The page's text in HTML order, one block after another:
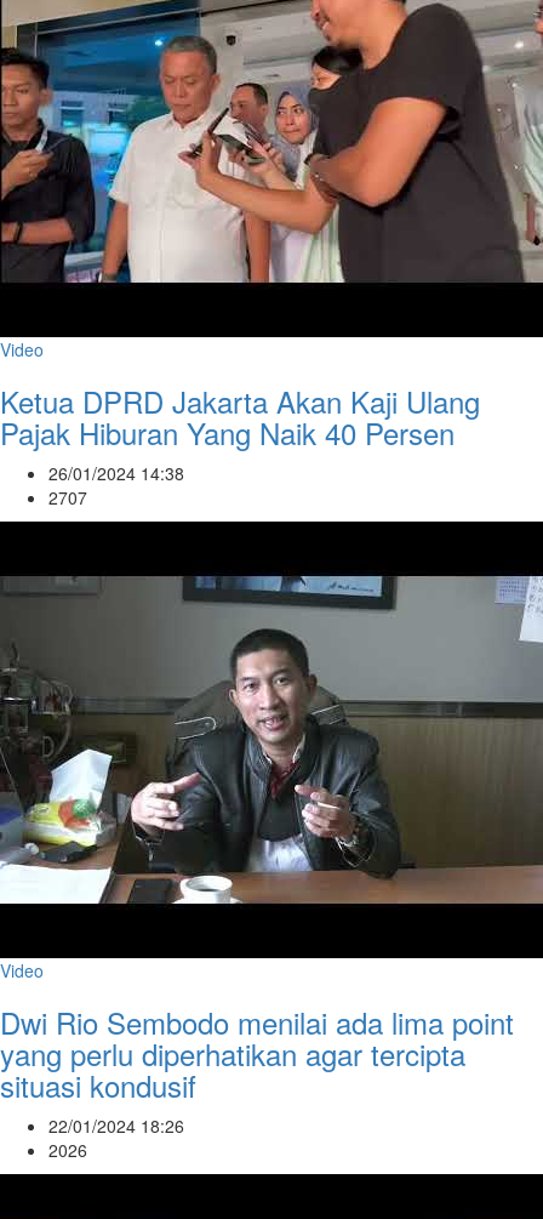
Video
Ketua DPRD Jakarta Akan Kaji Ulang
Pajak Hiburan Yang Naik 40 Persen
26/01/2024 14:38
2707
Video
Dwi Rio Sembodo menilai ada lima point
yang perlu diperhatikan agar tercipta
situasi kondusif
22/01/2024 18:26
2026